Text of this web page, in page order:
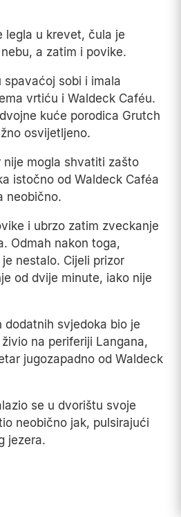
Odmah nakon toga,
nestalo. Cijeli prizor
od dvije minute, iako nije
dodatnih svjedoka bio je
na periferiji Langana,
jugozapadno od Waldeck
se u dvorištu svoje
neobično jak, pulsirajući
jezera.
svjetlost nije kretala poput
Nije bilo konstantne
smjera, uključujući
zraku.
opisao je kao "duboko,
transformatoru, ali mnogo
da je svjetlost u jednom
štalu, toliko snažno da
sjene greda unutar objekta,